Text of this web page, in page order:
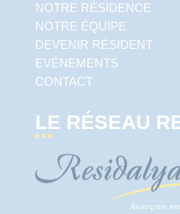
NOTRE RÉSIDENCE
NOTRE ÉQUIPE
DEVENIR RÉSIDENT
EVÉNEMENTS
CONTACT
LE RÉSEAU